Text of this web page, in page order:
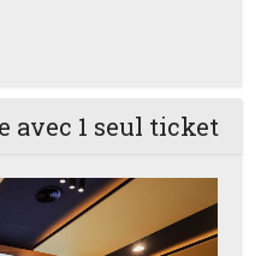
avec 1 seul ticket